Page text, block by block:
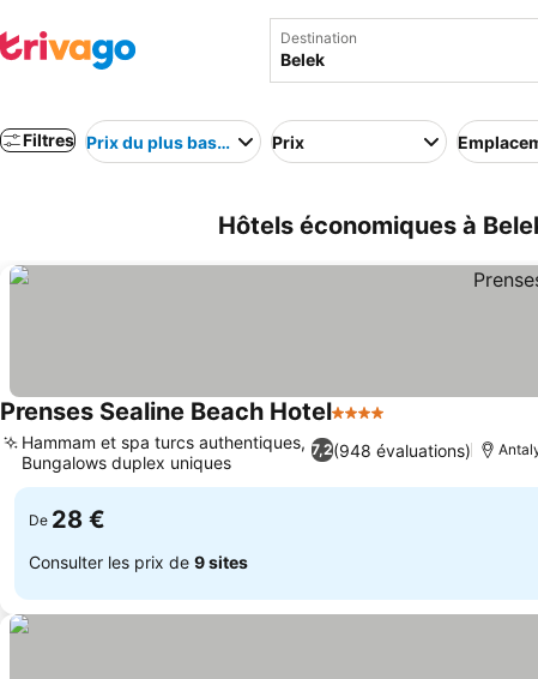
Destination
Filtres Prix du plus bas au plus élevé
Prix
Hôtels économiques à
Prenses Sealine Beach Hotel4 Étoiles
7,2(948 évaluations)
Hammam et spa turcs authentiques,
Bungalows duplex uniques
De 28 €
Consulter les prix de 9 sites